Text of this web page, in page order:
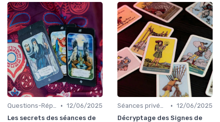
Questions-Réponses • 12/06/2025
Les secrets des séances de
Séances privées • 12/06/2025
Décryptage des Signes de